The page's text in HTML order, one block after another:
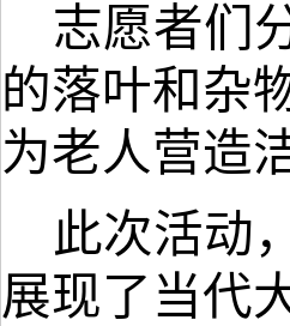
志愿者们
的落叶和杂
为老人营造
此次活动
展现了当代